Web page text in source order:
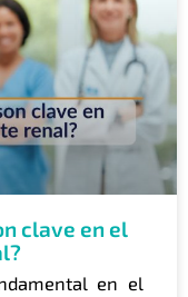
clave en el
en el